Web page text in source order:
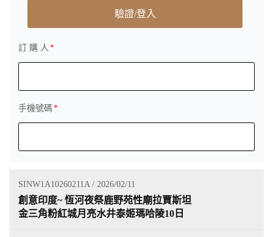
驗證/登入
訂 購 人
手機號碼
SINW1A10260211A / 2026/02/11
創意印度~ 恆河夜祭鹿野苑性廟拉賈斯坦
金三角粉紅城月亮水井泰姬瑪哈陵10日